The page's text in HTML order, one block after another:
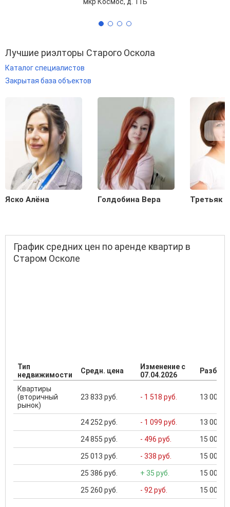
Лучшие риэлторы Старого Оскола
Каталог специалистов
Закрытая база объектов
Яско Алёна Голдобина Вера Третьяк
График средних цен по аренде квартир в
Старом Осколе
Тип
недвижимости
Средн. цена
Изменение с
07.04.2026
Квартиры
(вторичный
рынок)
23 833 руб. - 1 518 руб. 13 000
24 252 руб. - 1 099 руб. 13 000
24 855 руб. - 496 руб. 15 000
25 013 руб. - 338 руб. 15 000
25 386 руб. + 35 руб. 15 000
25 260 руб. - 92 руб. 15 000